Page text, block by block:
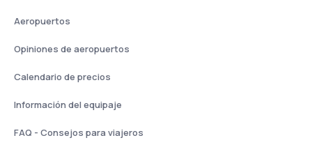
Aeropuertos
Opiniones de aeropuertos
Calendario de precios
Información del equipaje
FAQ - Consejos para viajeros